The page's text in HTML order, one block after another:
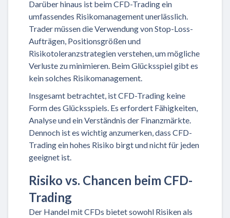
Darüber hinaus ist beim CFD-Trading ein
umfassendes Risikomanagement unerlässlich.
Trader müssen die Verwendung von Stop-Loss-
Aufträgen, Positionsgrößen und
Risikotoleranzstrategien verstehen, um mögliche
Verluste zu minimieren. Beim Glücksspiel gibt es
kein solches Risikomanagement.
Insgesamt betrachtet, ist CFD-Trading keine
Form des Glücksspiels. Es erfordert Fähigkeiten,
Analyse und ein Verständnis der Finanzmärkte.
Dennoch ist es wichtig anzumerken, dass CFD-
Trading ein hohes Risiko birgt und nicht für jeden
geeignet ist.
Risiko vs. Chancen beim CFD-
Trading
Der Handel mit CFDs bietet sowohl Risiken als